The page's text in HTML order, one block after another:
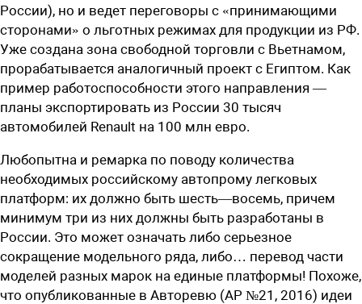
России), но и ведет переговоры с «принимающими
сторонами» о льготных режимах для продукции из РФ.
Уже создана зона свободной торговли с Вьетнамом,
прорабатывается аналогичный проект с Египтом. Как
пример работоспособности этого направления —
планы экспортировать из России 30 тысяч
автомобилей Renault на 100 млн евро.
Любопытна и ремарка по поводу количества
необходимых российскому автопрому легковых
платформ: их должно быть шесть—восемь, причем
минимум три из них должны быть разработаны в
России. Это может означать либо серьезное
сокращение модельного ряда, ­либо… перевод части
моделей разных марок на единые платформы! Похоже,
что опубликованные в Авторевю (АР №21, 2016) идеи